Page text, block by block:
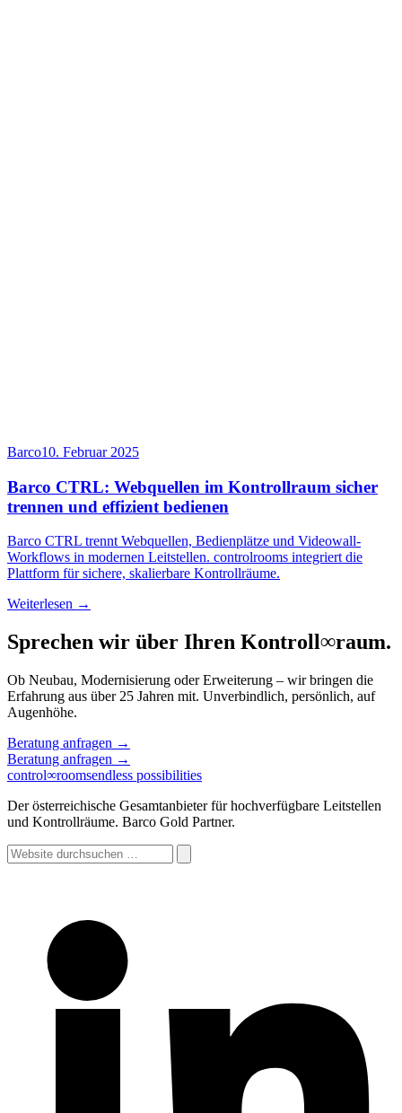
Barco10. Februar 2025
Barco CTRL: Webquellen im Kontrollraum sicher
trennen und effizient bedienen
Barco CTRL trennt Webquellen, Bedienplätze und Videowall-
Workflows in modernen Leitstellen. controlrooms integriert die
Plattform für sichere, skalierbare Kontrollräume.
Weiterlesen →
Sprechen wir über Ihren Kontroll∞raum.
Ob Neubau, Modernisierung oder Erweiterung – wir bringen die
Erfahrung aus über 25 Jahren mit. Unverbindlich, persönlich, auf
Augenhöhe.
Beratung anfragen →
Beratung anfragen →
control∞roomsendless possibilities
Der österreichische Gesamtanbieter für hochverfügbare Leitstellen
und Kontrollräume. Barco Gold Partner.
Website
durchsuchen